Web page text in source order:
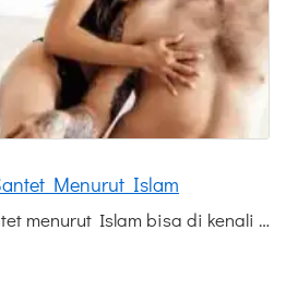
Menurut Islam
menurut Islam bisa di kenali …